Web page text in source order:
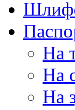
На
На
На